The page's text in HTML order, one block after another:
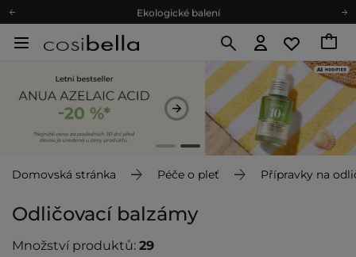
Ekologické balení
Doporučovací Program
Darkové karty
Ekologické balení
Domovská stránka Péče o pleť Přípravky na
Odličovací balzámy
Množství produktů: 29